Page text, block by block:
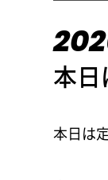
本日
本日は